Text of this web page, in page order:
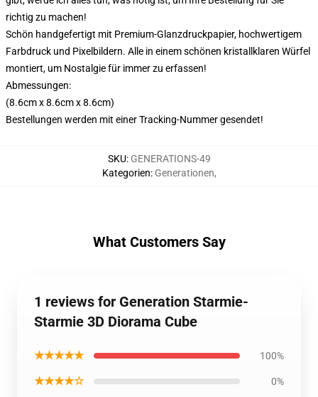
richtig zu machen!
Schön handgefertigt mit Premium-Glanzdruckpapier, hochwertigem
Farbdruck und Pixelbildern. Alle in einem schönen kristallklaren Würfel
montiert, um Nostalgie für immer zu erfassen!
Abmessungen:
(8.6cm x 8.6cm x 8.6cm)
Bestellungen werden mit einer Tracking-Nummer gesendet!
SKU: GENERATIONS-49
Kategorien: Generationen,
What Customers Say
1 reviews for Generation Starmie-
Starmie 3D Diorama Cube
★★★★★ 100%
★★★★☆ 0%